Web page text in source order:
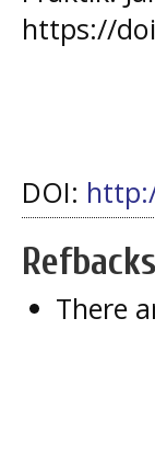
https://
DOI:
Refbacks
There